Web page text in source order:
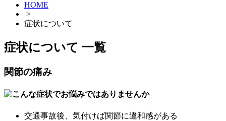
HOME
>
症状について
症状について 一覧
関節の痛み
交通事故後、気付けば関節に違和感がある